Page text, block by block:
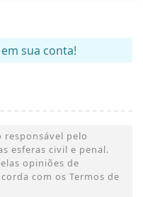
sua conta!
pelo
esferas civil e penal.
opiniões de
com os Termos de